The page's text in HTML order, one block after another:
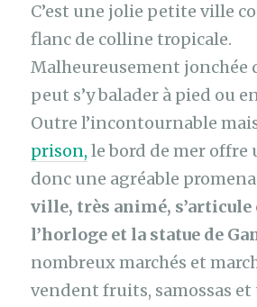
C’est une jolie petite ville
flanc de colline tropicale.
Malheureusement jonchée
peut s’y balader à pied ou
Outre l’incontournable
prison, le bord de mer
donc une agréable
ville, très animé, s’articule
l’horloge et la statue de
nombreux marchés et
vendent fruits, samossas